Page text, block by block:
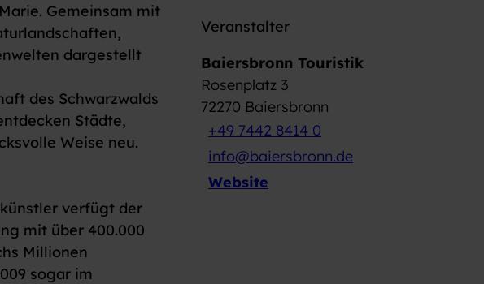
Gemeinsam mit
dargestellt
des Schwarzwalds
Städte,
Weise neu.
verfügt der
mit über 400.000
Millionen
sogar im
Veranstalter
Baiersbronn Touristik
Rosenplatz 3
72270 Baiersbronn
+49 7442 8414 0
info@baiersbronn.de
Website